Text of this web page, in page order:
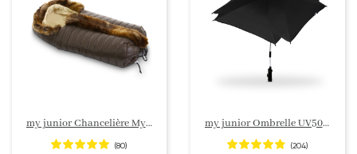
my junior Chancelière My Siberio
(80)
my junior Ombrelle UV50+ My Shadow
(204)